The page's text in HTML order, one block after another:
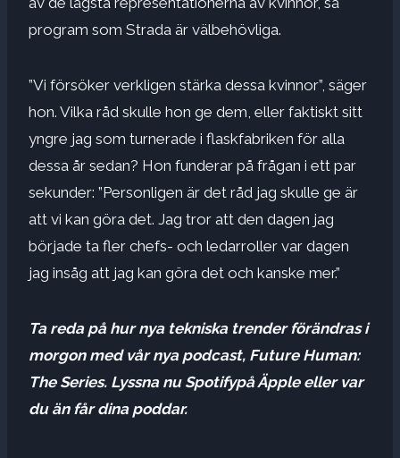
program som Strada är välbehövliga.
”Vi försöker verkligen stärka dessa kvinnor”, säger
hon. Vilka råd skulle hon ge dem, eller faktiskt sitt
yngre jag som turnerade i flaskfabriken för alla
dessa år sedan? Hon funderar på frågan i ett par
sekunder: ”Personligen är det råd jag skulle ge är
att vi kan göra det. Jag tror att den dagen jag
började ta fler chefs- och ledarroller var dagen
jag insåg att jag kan göra det och kanske mer.”
Ta reda på hur nya tekniska trender förändras i
morgon med vår nya podcast, Future Human:
The Series. Lyssna nu SpotifypåÄppleeller var
du än får dina poddar.